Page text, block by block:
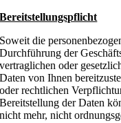
Bereitstellungspflicht
Soweit die
Durchführung der
vertraglichen oder
Daten von Ihnen
oder rechtlichen
Bereitstellung der Daten
nicht mehr, nicht